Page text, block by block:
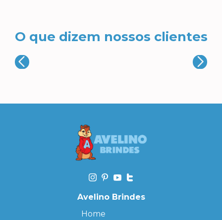
O que dizem nossos clientes
Avelino Brindes
Home